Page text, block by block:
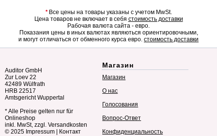
*Все цены на товары указаны с учетом MwSt.
Цена товаров не включает в себя стоимость доставки
Рабочая валюта сайта - евро.
Показания цены в иных валютах являються ориентировочными,
и могут отличаться от обменного курса евро. стоимость доставки
Auditor GmbH
Zur Loev 22
42489 Wülfrath
HRB 22517
Amtsgericht Wuppertal
* Alle Preise gelten nur für
Onlineshop
inkl. MwSt, zzgl. Versandkosten
© 2025 Impressum Контакт
Магазин
Магазин
О нас
Голосования
Вопрос-Ответ
Конфиденциальность